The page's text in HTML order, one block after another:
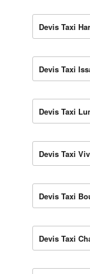
Devis Taxi
Devis Taxi
Devis Taxi
Devis Taxi
Devis Taxi
Devis Taxi